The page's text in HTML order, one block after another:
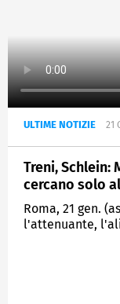
ULTIME NOTIZIE 21
Treni, Schlein:
cercano solo
Roma, 21 gen.
l'attenuante,
il sabotaggio.